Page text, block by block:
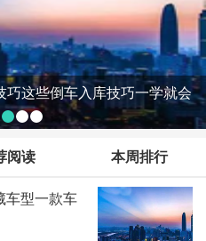
这些倒车入库技巧一学就会
阅读 本周排行
车型一款车